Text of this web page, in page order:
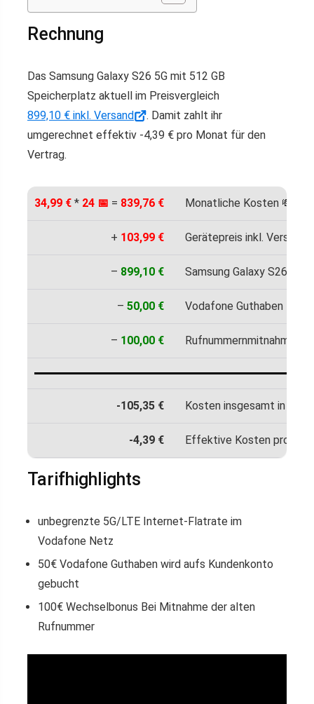
Rechnung
Das Samsung Galaxy S26 5G mit 512 GB
Speicherplatz aktuell im Preisvergleich
899,10 € inkl. Versand
. Damit zahlt ihr
umgerechnet effektiv -4,39 € pro Monat für den
Vertrag.
34,99 € * 24 📅 = 839,76 € Monatliche Kosten 💸
+ 103,99 € Gerätepreis inkl. Versand
– 899,10 € Samsung Galaxy S26 5G
– 50,00 € Vodafone Guthaben 🎫
– 100,00 € Rufnummernmitnahme-
-105,35 € Kosten insgesamt in 24
-4,39 € Effektive Kosten pro
Tarifhighlights
unbegrenzte 5G/LTE Internet-Flatrate im
Vodafone Netz
50€ Vodafone Guthaben wird aufs Kundenkonto
gebucht
100€ Wechselbonus Bei Mitnahme der alten
Rufnummer